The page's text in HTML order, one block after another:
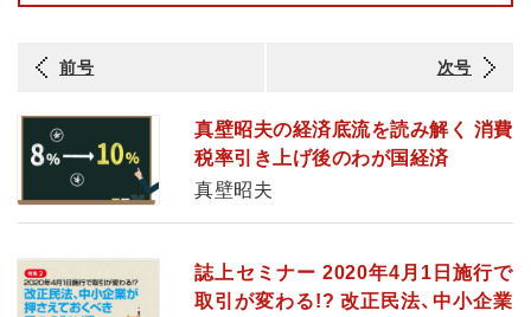
前号 次号
真壁昭夫の経済底流を読み解く 消費
税率引き上げ後のわが国経済
真壁昭夫
誌上セミナー 2020年4月1日施行で
取引が変わる!? 改正民法、中小企業